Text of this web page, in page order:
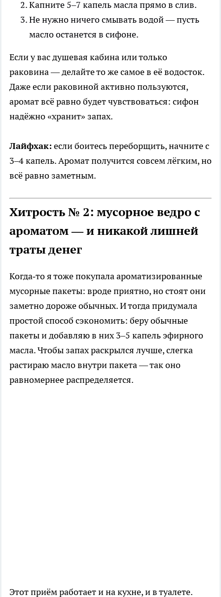
Капните 5–7 капель масла прямо в слив.
Не нужно ничего смывать водой — пусть
масло останется в сифоне.
Если у вас душевая кабина или только
раковина — делайте то же самое в её водосток.
Даже если раковиной активно пользуются,
аромат всё равно будет чувствоваться: сифон
надёжно «хранит» запах.
Лайфхак: если боитесь переборщить, начните с
3–4 капель. Аромат получится совсем лёгким, но
всё равно заметным.
Хитрость № 2: мусорное ведро с
ароматом — и никакой лишней
траты денег
Когда‑то я тоже покупала ароматизированные
мусорные пакеты: вроде приятно, но стоят они
заметно дороже обычных. И тогда придумала
простой способ сэкономить: беру обычные
пакеты и добавляю в них 3–5 капель эфирного
масла. Чтобы запах раскрылся лучше, слегка
растираю масло внутри пакета — так оно
равномернее распределяется.
Этот приём работает и на кухне, и в туалете.